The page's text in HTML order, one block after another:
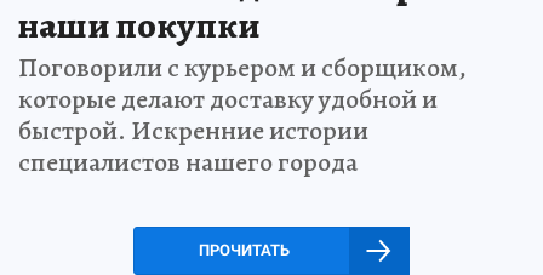
наши покупки
Поговорили с курьером и сборщиком,
которые делают доставку удобной и
быстрой. Искренние истории
специалистов нашего города
ПРОЧИТАТЬ